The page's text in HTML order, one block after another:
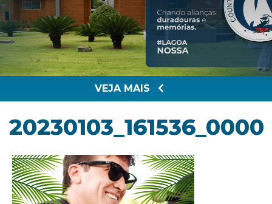
VEJA MAIS
20230103_161536_0000